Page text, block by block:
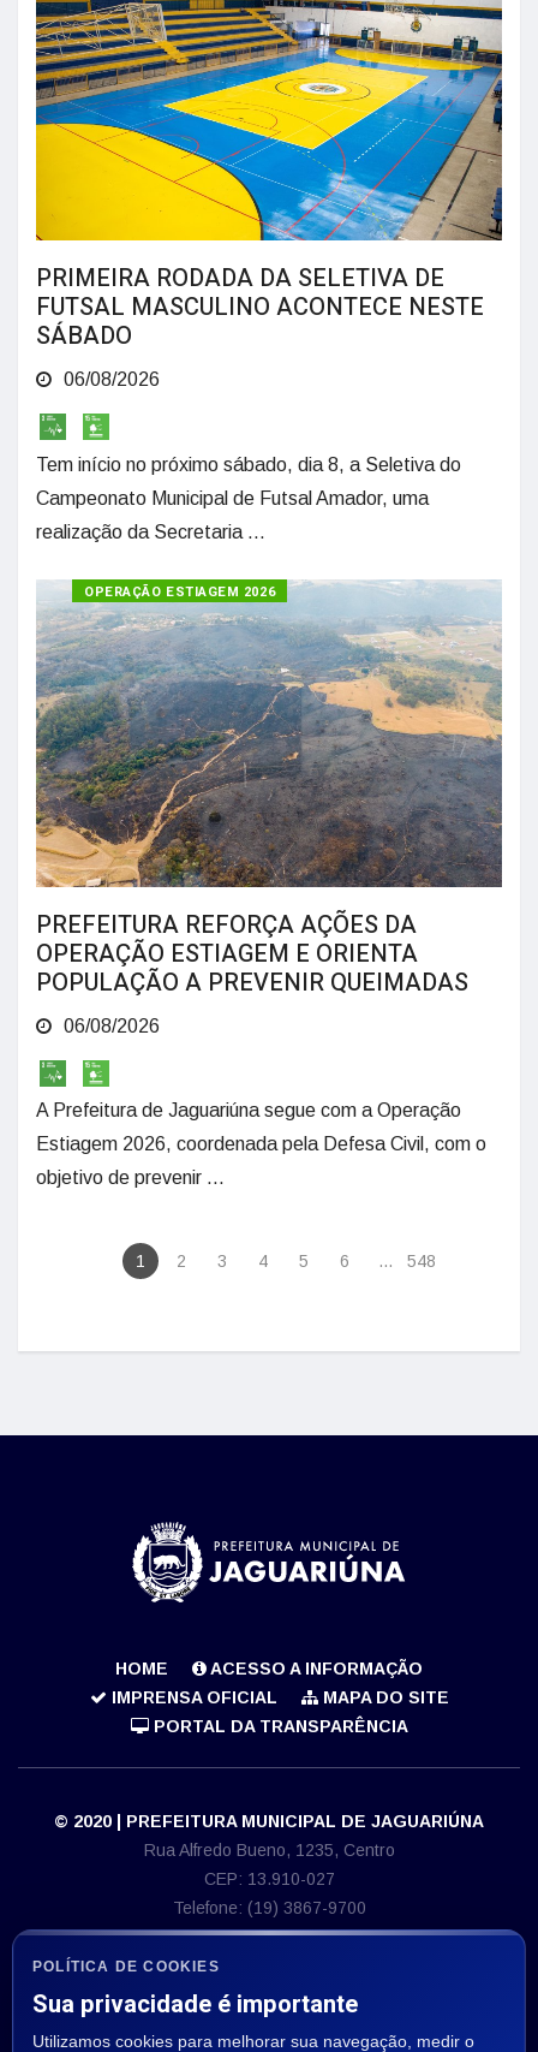
POLÍTICA DE COOKIES
Sua privacidade é importante
Utilizamos cookies para melhorar sua navegação, medir o
PRIMEIRA RODADA DA SELETIVA DE
FUTSAL MASCULINO ACONTECE NESTE
SÁBADO
06/08/2026
Tem início no próximo sábado, dia 8, a Seletiva do
Campeonato Municipal de Futsal Amador, uma
realização da Secretaria ...
OPERAÇÃO ESTIAGEM 2026
PREFEITURA REFORÇA AÇÕES DA
OPERAÇÃO ESTIAGEM E ORIENTA
POPULAÇÃO A PREVENIR QUEIMADAS
06/08/2026
A Prefeitura de Jaguariúna segue com a Operação
Estiagem 2026, coordenada pela Defesa Civil, com o
objetivo de prevenir ...
1 2 3 4 5 6 ... 548
HOME
ACESSO A INFORMAÇÃO
IMPRENSA OFICIAL
MAPA DO SITE
PORTAL DA TRANSPARÊNCIA
© 2020 | PREFEITURA MUNICIPAL DE JAGUARIÚNA
Rua Alfredo Bueno, 1235, Centro
CEP: 13.910-027
Telefone: (19) 3867-9700
E-mail: imprensa@jaguariuna.sp.gov.br
CNPJ 46.410.866/0001-71
ASSESSORIA DE IMPRENSA